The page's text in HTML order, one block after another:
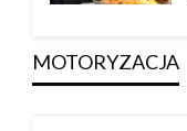
MOTORYZACJA